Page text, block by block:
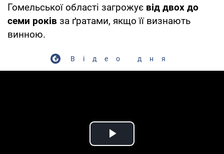
Гомельської області загрожує від двох до
семи років за ґратами, якщо її визнають
винною.
Відео дня
Play Video